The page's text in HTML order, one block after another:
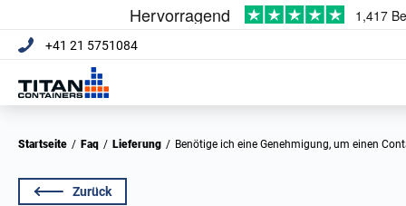
+41 21 5751084
Startseite / Faq / Lieferung / Benötige ich eine Genehmigung, um einen
Zurück